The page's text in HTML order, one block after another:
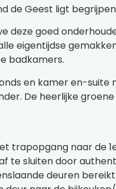
de Geest ligt
deze goed
eigentijdse
badkamers.
en kamer en-
De heerlijke
trapopgang naar de
te sluiten door
deuren